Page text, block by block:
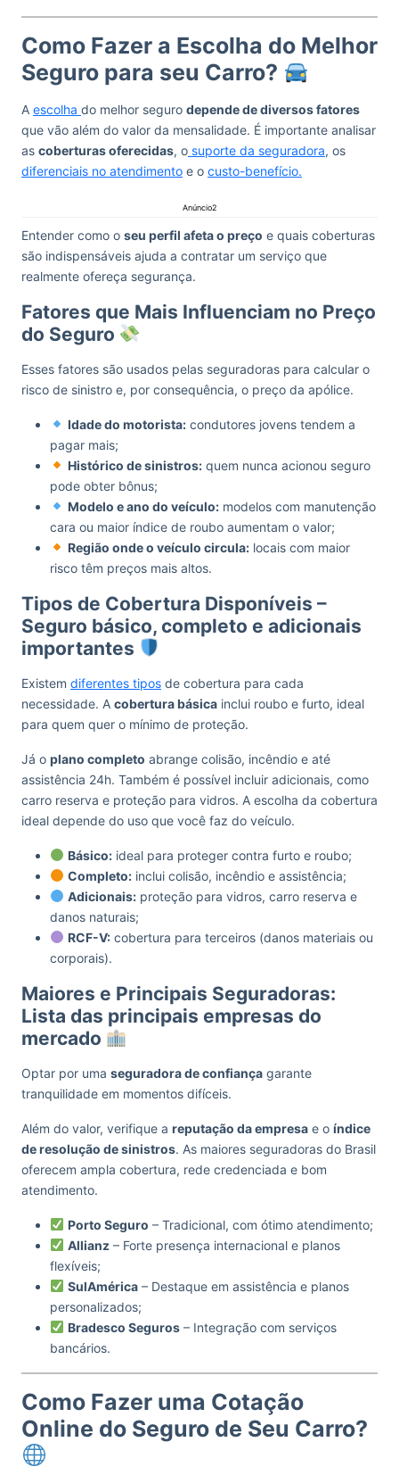
Como Fazer a Escolha do Melhor
Seguro para seu Carro?
A escolha do melhor seguro depende de diversos fatores
que vão além do valor da mensalidade. É importante analisar
as coberturas oferecidas, o suporte da seguradora, os
diferenciais no atendimento e o custo-benefício.
Anúncio2
Entender como o seu perfil afeta o preço e quais coberturas
são indispensáveis ajuda a contratar um serviço que
realmente ofereça segurança.
Fatores que Mais Influenciam no Preço
do Seguro
Esses fatores são usados pelas seguradoras para calcular o
risco de sinistro e, por consequência, o preço da apólice.
Idade do motorista:condutores jovens tendem a
pagar mais;
Histórico de sinistros:quem nunca acionou seguro
pode obter bônus;
Modelo e ano do veículo:modelos com manutenção
cara ou maior índice de roubo aumentam o valor;
Região onde o veículo circula:locais com maior
risco têm preços mais altos.
Tipos de Cobertura Disponíveis –
Seguro básico, completo e adicionais
importantes
Existem diferentes tipos de cobertura para cada
necessidade. A cobertura básica inclui roubo e furto, ideal
para quem quer o mínimo de proteção.
Já o plano completo abrange colisão, incêndio e até
assistência 24h. Também é possível incluir adicionais, como
carro reserva e proteção para vidros. A escolha da cobertura
ideal depende do uso que você faz do veículo.
Básico:ideal para proteger contra furto e roubo;
Completo:inclui colisão, incêndio e assistência;
Adicionais:proteção para vidros, carro reserva e
danos naturais;
RCF-V:cobertura para terceiros (danos materiais ou
corporais).
Maiores e Principais Seguradoras:
Lista das principais empresas do
mercado
Optar por uma seguradora de confiança garante
tranquilidade em momentos difíceis.
Além do valor, verifique a reputação da empresa e o índice
de resolução de sinistros. As maiores seguradoras do Brasil
oferecem ampla cobertura, rede credenciada e bom
atendimento.
Porto Seguro – Tradicional, com ótimo atendimento;
Allianz– Forte presença internacional e planos
flexíveis;
SulAmérica– Destaque em assistência e planos
personalizados;
Bradesco Seguros– Integração com serviços
bancários.
Como Fazer uma Cotação
Online do Seguro de Seu Carro?